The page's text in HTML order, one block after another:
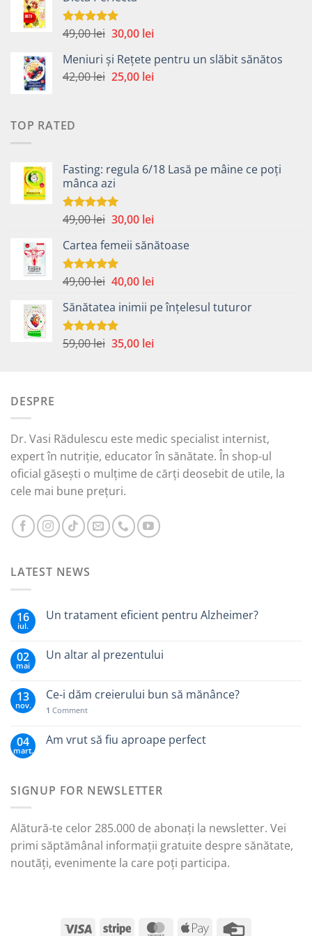
fost:
49,00 lei.
Evaluat la
49,00lei Prețul
a
fost:
30,00 leiPrețul
este:
30,00 lei.
Meniuri și Rețete pentru un slăbit sănătos
42,00lei Prețul
25,00 leiPrețul
TOP RATED
Fasting: regula 6/18 Lasă pe mâine ce poți
mânca azi
Evaluat la
49,00lei Prețul
a
fost:
49,00 lei.
30,00 leiPrețul
este:
Cartea femeii sănătoase
Evaluat la
49,00lei Prețul
a
fost:
49,00 lei.
40,00 leiPrețul
este:
Sănătatea inimii pe înțelesul tuturor
Evaluat la
59,00lei Prețul
35,00 leiPrețul
DESPRE
Dr. Vasi Rădulescu este medic specialist internist,
expert în nutriție, educator în sănătate. În shop-ul
oficial găsești o mulțime de cărți deosebit de utile, la
cele mai bune prețuri.
LATEST NEWS
16
iul.
Un tratament eficient pentru Alzheimer?
02
mai
Un altar al prezentului
13
nov.
Ce-i dăm creierului bun să mănânce?
1 Comment
04
mart.
Am vrut să fiu aproape perfect
SIGNUP FOR NEWSLETTER
Alătură-te celor 285.000 de abonați la newsletter. Vei
primi săptămânal informații gratuite despre sănătate,
noutăți, evenimente la care poți participa.